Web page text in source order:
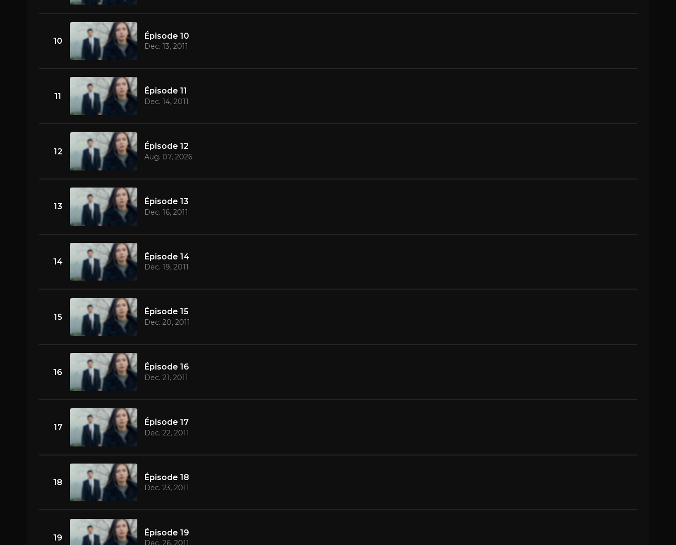
10
Épisode 10
Dec. 13, 2011
11
Épisode 11
Dec. 14, 2011
12
Épisode 12
Aug. 07, 2026
13
Épisode 13
Dec. 16, 2011
14
Épisode 14
Dec. 19, 2011
15
Épisode 15
Dec. 20, 2011
16
Épisode 16
Dec. 21, 2011
17
Épisode 17
Dec. 22, 2011
18
Épisode 18
Dec. 23, 2011
19
Épisode 19
Dec. 26, 2011